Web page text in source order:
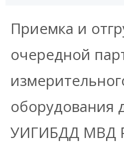
Приемка и
очередной
оборудования
УИГИБДД МВД